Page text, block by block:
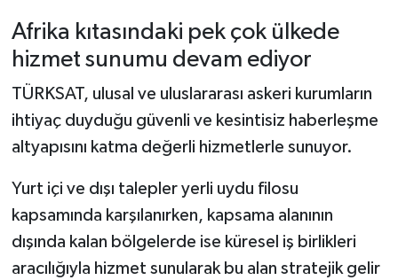
Afrika kıtasındaki pek çok ülkede
hizmet sunumu devam ediyor
TÜRKSAT, ulusal ve uluslararası askeri kurumların
ihtiyaç duyduğu güvenli ve kesintisiz haberleşme
altyapısını katma değerli hizmetlerle sunuyor.
Yurt içi ve dışı talepler yerli uydu filosu
kapsamında karşılanırken, kapsama alanının
dışında kalan bölgelerde ise küresel iş birlikleri
aracılığıyla hizmet sunularak bu alan stratejik gelir